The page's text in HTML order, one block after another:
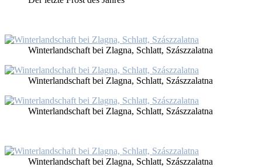
Win­ter­land­schaft bei Zlag­na, Schlatt, Szá­szzalat­na
Win­ter­land­schaft bei Zlag­na, Schlatt, Szá­szzalat­na
Win­ter­land­schaft bei Zlag­na, Schlatt, Szá­szzalat­na
Win­ter­land­schaft bei Zlag­na, Schlatt, Szá­szzalat­na